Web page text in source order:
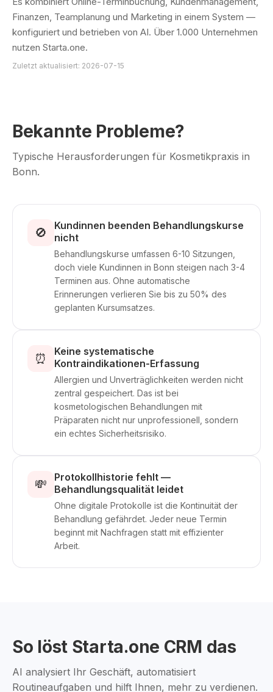
Finanzen, Teamplanung und Marketing in einem System —
konfiguriert und betrieben von AI. Über 1.000 Unternehmen
nutzen Starta.one.
Zuletzt aktualisiert: 2026-07-15
Bekannte Probleme?
Typische Herausforderungen für Kosmetikpraxis in
Bonn.
🚫
Kundinnen beenden Behandlungskurse
nicht
Behandlungskurse umfassen 6-10 Sitzungen,
doch viele Kundinnen in Bonn steigen nach 3-4
Terminen aus. Ohne automatische
Erinnerungen verlieren Sie bis zu 50% des
geplanten Kursumsatzes.
⏰
Keine systematische
Kontraindikationen-Erfassung
Allergien und Unverträglichkeiten werden nicht
zentral gespeichert. Das ist bei
kosmetologischen Behandlungen mit
Präparaten nicht nur unprofessionell, sondern
ein echtes Sicherheitsrisiko.
💸
Protokollhistorie fehlt —
Behandlungsqualität leidet
Ohne digitale Protokolle ist die Kontinuität der
Behandlung gefährdet. Jeder neue Termin
beginnt mit Nachfragen statt mit effizienter
Arbeit.
So löst Starta.one CRM das
AI analysiert Ihr Geschäft, automatisiert
Routineaufgaben und hilft Ihnen, mehr zu verdienen.